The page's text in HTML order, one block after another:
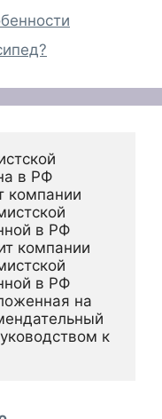
в РФ
компании
в РФ
компании
в РФ
на
к